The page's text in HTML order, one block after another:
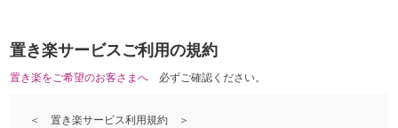
置き楽サービスご利用の規約
置き楽をご希望のお客さまへ 必ずご確認ください。
＜ 置き楽サービス利用規約 ＞